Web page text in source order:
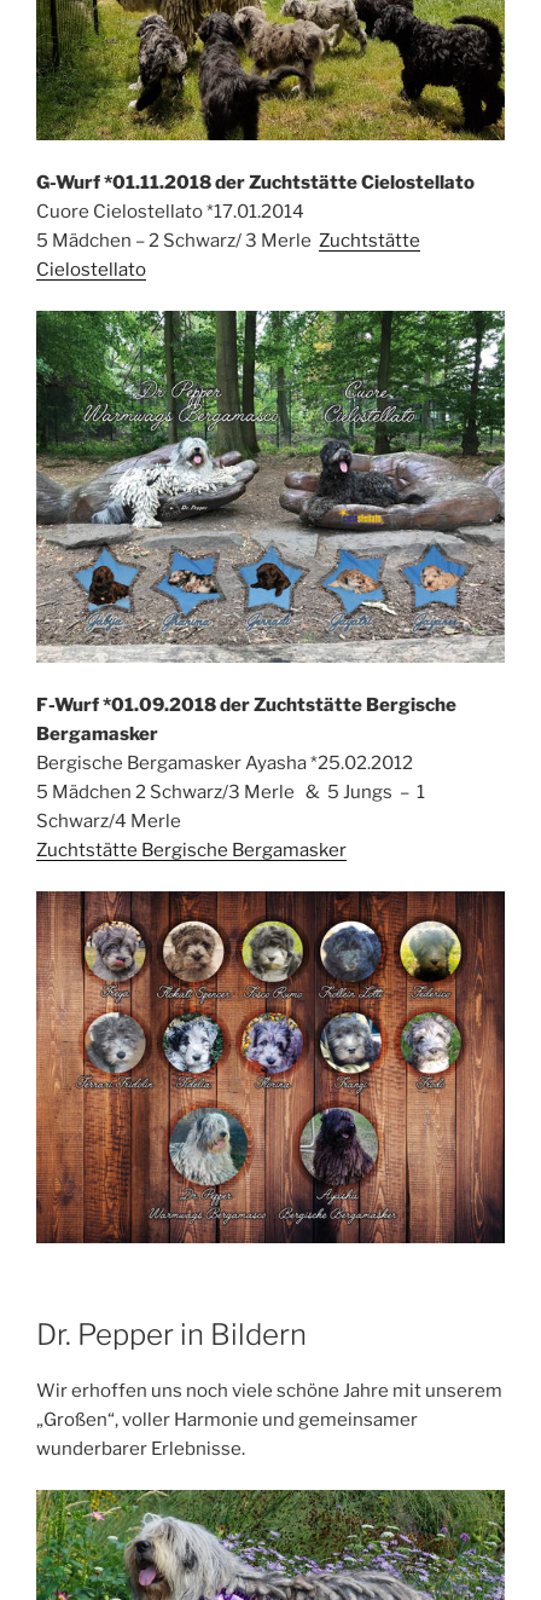
G-Wurf *01.11.2018 der Zuchtstätte Cielostellato
Cuore Cielostellato *17.01.2014
5 Mädchen – 2 Schwarz/ 3 Merle Zuchtstätte
Cielostellato
F-Wurf *01.09.2018 der Zuchtstätte Bergische
Bergamasker
Bergische Bergamasker Ayasha *25.02.2012
5 Mädchen 2 Schwarz/3 Merle & 5 Jungs – 1
Schwarz/4 Merle
Zuchtstätte Bergische Bergamasker
Dr. Pepper in Bildern
Wir erhoffen uns noch viele schöne Jahre mit unserem
„Großen“, voller Harmonie und gemeinsamer
wunderbarer Erlebnisse.